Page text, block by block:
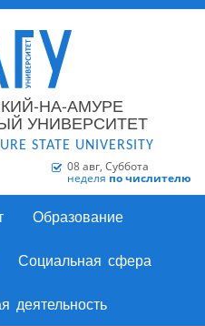
НА-АМУРЕ
УНИВЕРСИТЕТ
STATE UNIVERSITY
08 авг, Суббота
неделя по числителю
Образование
Социальная сфера
деятельность